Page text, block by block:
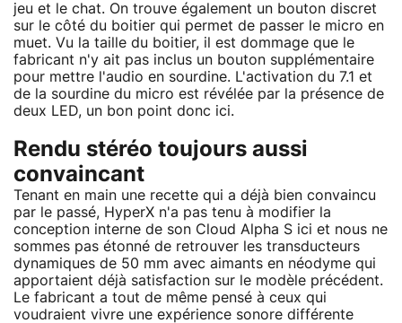
jeu et le chat. On trouve également un bouton discret
sur le côté du boitier qui permet de passer le micro en
muet. Vu la taille du boitier, il est dommage que le
fabricant n'y ait pas inclus un bouton supplémentaire
pour mettre l'audio en sourdine. L'activation du 7.1 et
de la sourdine du micro est révélée par la présence de
deux LED, un bon point donc ici.
Rendu stéréo toujours aussi
convaincant
Tenant en main une recette qui a déjà bien convaincu
par le passé, HyperX n'a pas tenu à modifier la
conception interne de son Cloud Alpha S ici et nous ne
sommes pas étonné de retrouver les transducteurs
dynamiques de 50 mm avec aimants en néodyme qui
apportaient déjà satisfaction sur le modèle précédent.
Le fabricant a tout de même pensé à ceux qui
voudraient vivre une expérience sonore différente